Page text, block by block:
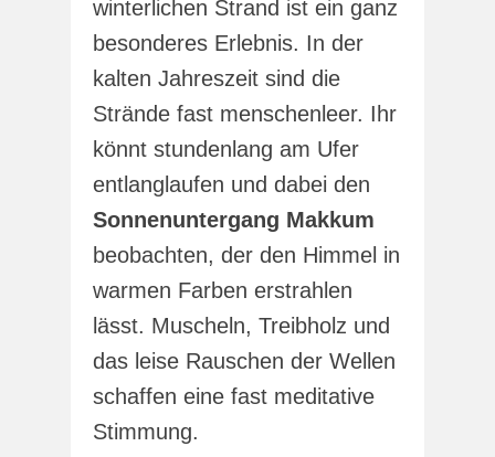
winterlichen Strand ist ein ganz
besonderes Erlebnis. In der
kalten Jahreszeit sind die
Strände fast menschenleer. Ihr
könnt stundenlang am Ufer
entlanglaufen und dabei den
Sonnenuntergang Makkum
beobachten, der den Himmel in
warmen Farben erstrahlen
lässt. Muscheln, Treibholz und
das leise Rauschen der Wellen
schaffen eine fast meditative
Stimmung.